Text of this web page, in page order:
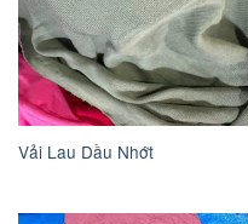
Vải Lau Dầu Nhớt